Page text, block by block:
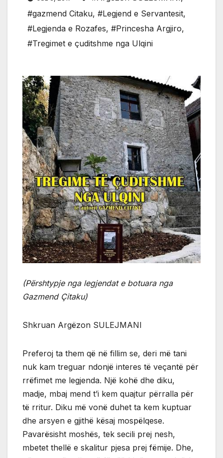
#gazmend Citaku, #Legjend e Servantesit,
#Legjenda e Rozafes, #Princesha Argjiro,
#Tregimet e çuditshme nga Ulqini
(Përshtypje nga legjendat e botuara nga
Gazmend Çitaku)
Shkruan Argëzon SULEJMANI
Preferoj ta them që në fillim se, deri më tani
nuk kam treguar ndonjë interes të veçantë për
rrëfimet me legjenda. Një kohë dhe diku,
madje, mbaj mend t’i kem quajtur përralla për
të rritur. Diku më vonë duhet ta kem kuptuar
dhe arsyen e gjithë kësaj mospëlqese.
Pavarësisht moshës, tek secili prej nesh,
mbetet thellë e skalitur pjesa prej fëmije. Dhe,